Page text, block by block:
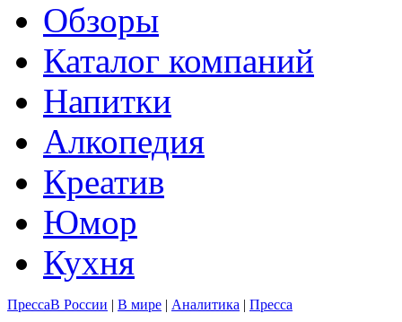
Обзоры
Каталог компаний
Напитки
Алкопедия
Креатив
Юмор
Кухня
ПрессаВ России | В мире | Аналитика | Пресса